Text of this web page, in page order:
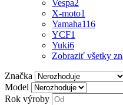
Vespa2
X-moto1
Yamaha116
YCF1
Yuki6
Zobraziť všetky
Značka
Model
Rok výroby